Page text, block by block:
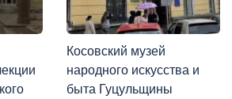
Косовский музей
народного искусства и
быта Гуцульщины